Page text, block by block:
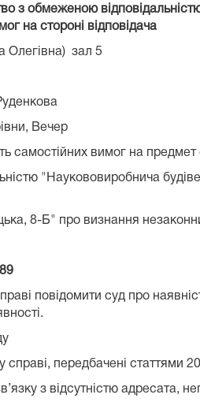
з обмеженою
на стороні відповідача
Олегівна) зал 5
Вечер
самостійних вимог на предмет
"Наукововиробнича
8-Б" про визнання
повідомити суд про
справі, передбачені статтями
з відсутністю адресата,